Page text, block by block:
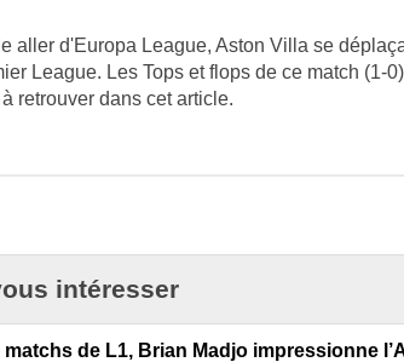
aller d'Europa League, Aston Villa se
League. Les Tops et flops de ce match (1-
retrouver dans cet article.
intéresser
de L1, Brian Madjo impressionne